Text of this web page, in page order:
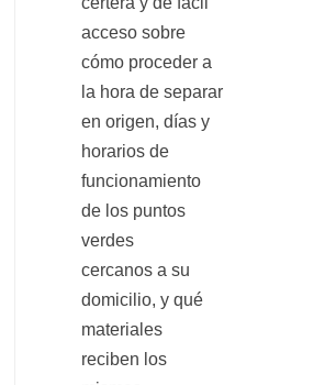
acceso sobre
cómo proceder a
la hora de separar
en origen, días y
horarios de
funcionamiento
de los puntos
verdes
cercanos a su
domicilio, y qué
materiales
reciben los